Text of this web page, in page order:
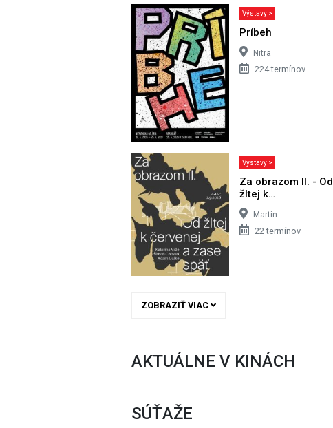
Výstavy >
Príbeh
Nitra
224 termínov
Výstavy >
Za obrazom II. - Od
žltej k…
Martin
22 termínov
ZOBRAZIŤ VIAC
AKTUÁLNE V KINÁCH
SÚŤAŽE